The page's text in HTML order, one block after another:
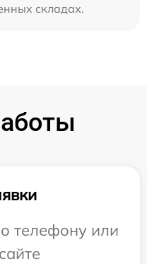
складах.
телефону или